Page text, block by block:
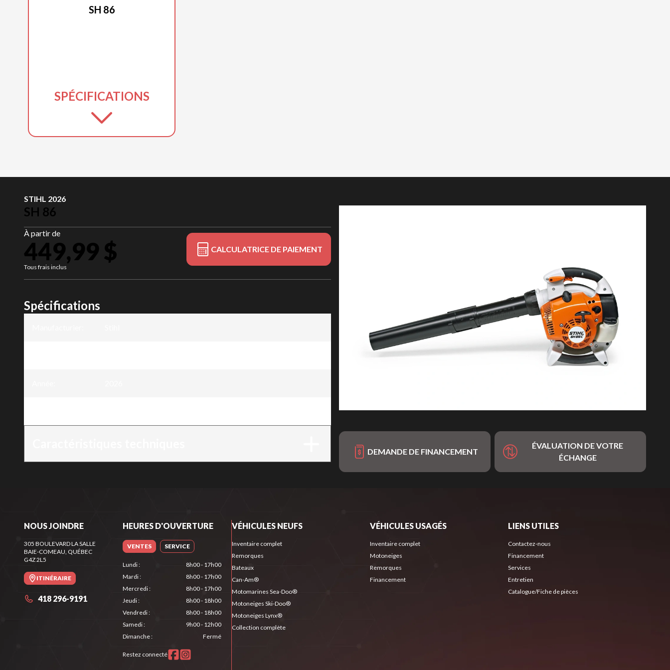
SH 86
SPÉCIFICATIONS
STIHL 2026
SH 86
À partir de
449,99 $
Tous frais inclus
CALCULATRICE DE PAIEMENT
DEMANDE DE FINANCEMENT
ÉVALUATION DE VOTRE
ÉCHANGE
Spécifications
NOUS JOINDRE
305 BOULEVARD LA SALLE
BAIE-COMEAU, QUÉBEC
G4Z 2L5
ITINÉRAIRE
418 296-9191
HEURES D'OUVERTURE
VENTES SERVICE
Lundi:
8h00 - 17h00
Mardi:
8h00 - 17h00
Mercredi:
8h00 - 17h00
Jeudi:
8h00 - 18h00
Vendredi:
8h00 - 18h00
Samedi:
9h00 - 12h00
Dimanche: Fermé
Restez connecté
VÉHICULES NEUFS
Inventaire complet
Remorques
Bateaux
Can-Am®
Motomarines Sea-Doo®
Motoneiges Ski-Doo®
Motoneiges Lynx®
Collection complète
VÉHICULES USAGÉS
Inventaire complet
Motoneiges
Remorques
Financement
LIENS UTILES
Contactez-nous
Financement
Services
Entretien
Catalogue/Fiche de pièces